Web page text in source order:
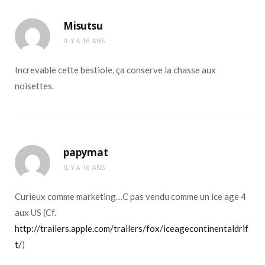
Misutsu
IL Y A 16 ANS
Increvable cette bestiole, ça conserve la chasse aux
noisettes.
papymat
IL Y A 16 ANS
Curieux comme marketing…C pas vendu comme un ice age 4
aux US (Cf.
http://trailers.apple.com/trailers/fox/iceagecontinentaldrif
t/)